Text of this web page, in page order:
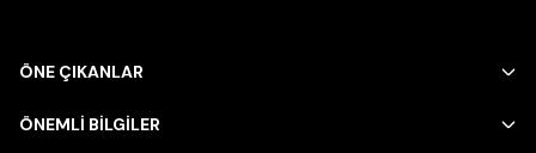
ÖNE ÇIKANLAR
ÖNEMLİ BİLGİLER